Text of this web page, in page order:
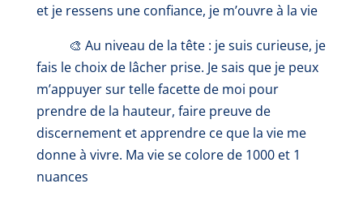
et je ressens une confiance, je m’ouvre à la vie
🎨 Au niveau de la tête: je suis curieuse, je
fais le choix de lâcher prise. Je sais que je peux
m’appuyer sur telle facette de moi pour
prendre de la hauteur, faire preuve de
discernement et apprendre ce que la vie me
donne à vivre. Ma vie se colore de 1000 et 1
nuances